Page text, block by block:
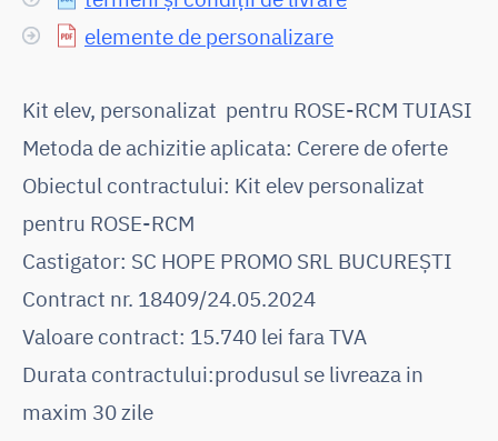
elemente de personalizare
Kit elev, personalizat pentru ROSE-RCM TUIASI
Metoda de achizitie aplicata: Cerere de oferte
Obiectul contractului: Kit elev personalizat
pentru ROSE-RCM
Castigator: SC HOPE PROMO SRL BUCUREȘTI
Contract nr. 18409/24.05.2024
Valoare contract: 15.740 lei fara TVA
Durata contractului:produsul se livreaza in
maxim 30 zile